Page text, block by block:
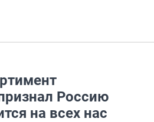
Россию
на всех нас